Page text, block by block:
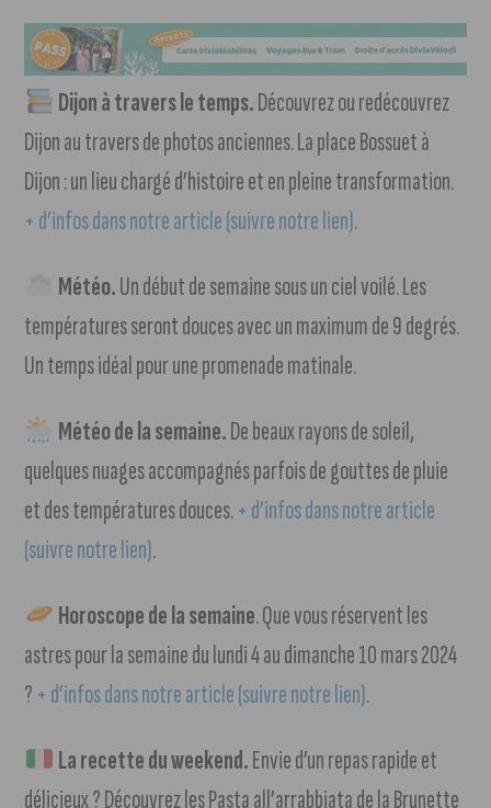
Dijon à travers le temps.Découvrez ou redécouvrez
Dijon au travers de photos anciennes. La place Bossuet à
Dijon : un lieu chargé d’histoire et en pleine transformation.
+ d’infos dans notre article (suivre notre lien).
Météo.Un début de semaine sous un ciel voilé. Les
températures seront douces avec un maximum de 9 degrés.
Un temps idéal pour une promenade matinale.
Météo de la semaine.De beaux rayons de soleil,
quelques nuages accompagnés parfois de gouttes de pluie
et des températures douces.+ d’infos dans notre article
(suivre notre lien).
Horoscope de la semaine. Que vous réservent les
astres pour la semaine du lundi 4 au dimanche 10 mars 2024
? + d’infos dans notre article (suivre notre lien).
La recette du weekend.Envie d’un repas rapide et
délicieux ? Découvrez les Pasta all’arrabbiata de la Brunette